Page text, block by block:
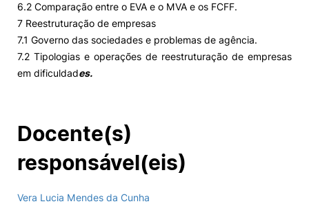
6.2 Comparação entre o EVA e o MVA e os FCFF.
7 Reestruturação de empresas
7.1 Governo das sociedades e problemas de agência.
7.2 Tipologias e operações de reestruturação de empresas
em dificuldades.
Docente(s)
responsável(eis)
Vera Lucia Mendes da Cunha